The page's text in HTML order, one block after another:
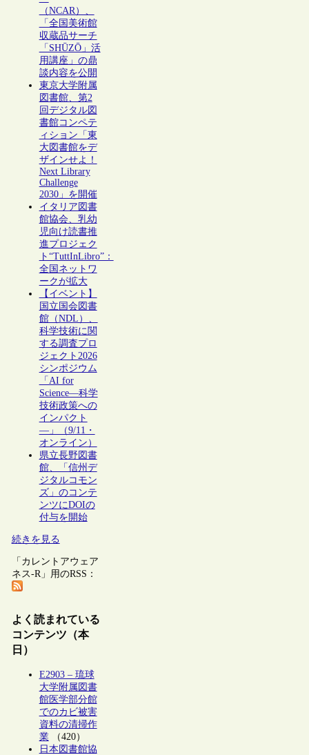
（NCAR）、
「全国美術館
収蔵品サーチ
「SHŪZŌ」活
用講座」の鼎
談内容を公開
東京大学附属
図書館、第2
回デジタル図
書館コンペテ
ィション「東
大図書館をデ
ザインせよ！
Next Library
Challenge
2030」を開催
イタリア図書
館協会、乳幼
児向け読書推
進プロジェク
ト“TuttInLibro”：
全国ネットワ
ークが拡大
【イベント】
国立国会図書
館（NDL）、
科学技術に関
する調査プロ
ジェクト2026
シンポジウム
「AI for
Science―科学
技術政策への
インパクト
―」（9/11・
オンライン）
県立長野図書
館、「信州デ
ジタルコモン
ズ」のコンテ
ンツにDOIの
付与を開始
続きを見る
「カレントアウェア
ネス-R」用のRSS：
よく読まれている
コンテンツ（本
日）
E2903 – 琉球
大学附属図書
館医学部分館
でのカビ被害
資料の清掃作
業（420）
日本図書館協